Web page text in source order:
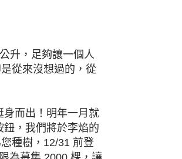
升，足夠讓一個人
從來沒想過的，從
身而出！明年一月就
，我們將於李焰的
種樹，12/31 前登